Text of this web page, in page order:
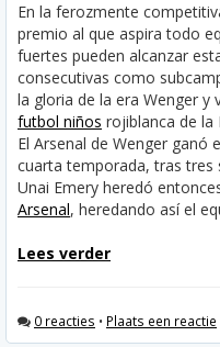
En la ferozmente
premio al que aspira todo
fuertes pueden alcanzar
consecutivas como
la gloria de la era Wenger y
futbol niños rojiblanca de la
El Arsenal de Wenger ganó
cuarta temporada, tras tres
Unai Emery heredó
Arsenal, heredando así el
Lees verder
0 reacties • Plaats een reactie